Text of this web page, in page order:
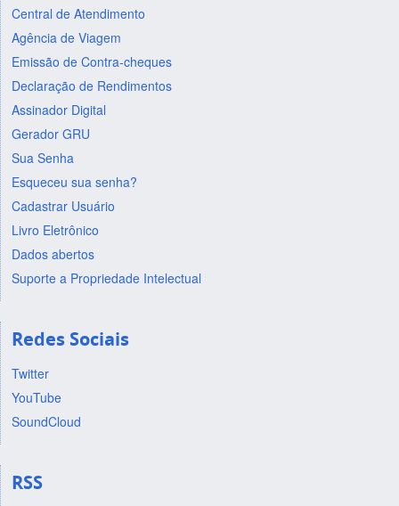
Central de Atendimento
Agência de Viagem
Emissão de Contra-cheques
Declaração de Rendimentos
Assinador Digital
Gerador GRU
Sua Senha
Esqueceu sua senha?
Cadastrar Usuário
Livro Eletrônico
Dados abertos
Suporte a Propriedade Intelectual
Redes Sociais
Twitter
YouTube
SoundCloud
RSS